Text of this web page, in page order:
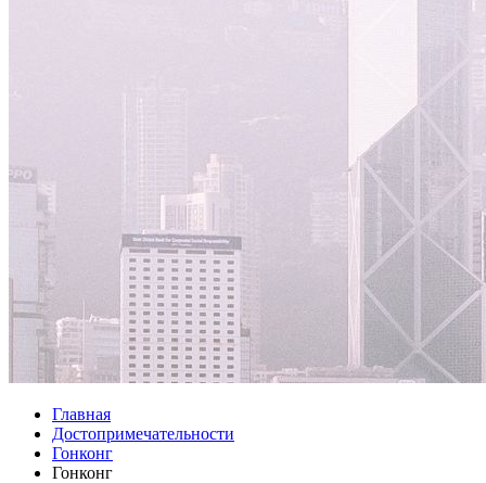
Главная
Достопримечательности
Гонконг
Гонконг